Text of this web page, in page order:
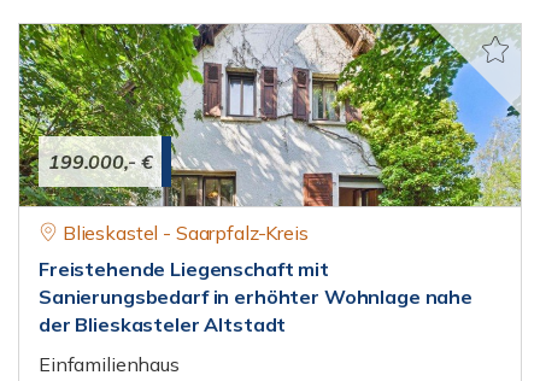
199.000,- €
Blieskastel - Saarpfalz-Kreis
Freistehende Liegenschaft mit
Sanierungsbedarf in erhöhter Wohnlage nahe
der Blieskasteler Altstadt
Einfamilienhaus